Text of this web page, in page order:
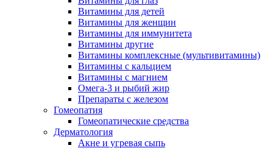
Витамины для детей
Витамины для женщин
Витамины для иммунитета
Витамины другие
Витамины комплексные (мультивитамины)
Витамины с кальцием
Витамины с магнием
Омега-3 и рыбий жир
Препараты с железом
Гомеопатия
Гомеопатические средства
Дерматология
Акне и угревая сыпь